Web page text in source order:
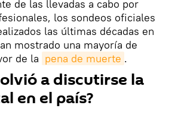
de las llevadas a cabo por
los sondeos oficiales
las últimas décadas en
mostrado una mayoría de
de la pena de muerte .
a discutirse la
en el país?